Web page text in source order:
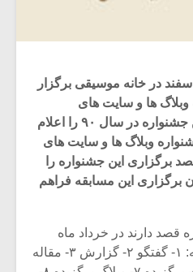
در نشستی که دوشنبه ۲۲ اسفند در خانه موسیقی برگزار
ها و سایت های
موسیقی، خبر برگزاری این جشنواره در سال ۹۰ را اعلام
وبلاگ ها و سایت های
برگزاری این جشنواره را
در سال ۸۹ امکان برگزاری این مسابقه فراهم
قصد دارند در خرداد ماه
سال جاری، در هشت رشته: ۱- گفتگو ۲- گزارش ۳- مقاله